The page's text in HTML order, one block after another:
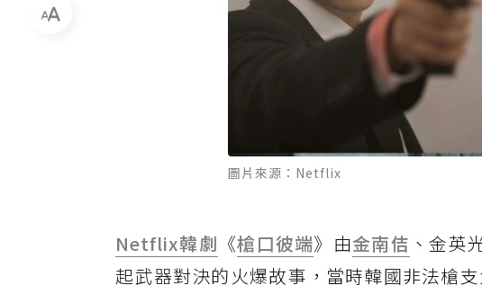
圖片來源：Netflix
Netflix韓劇 《槍口彼端》由金南佶 、金英
起武器對決的火爆故事，當時韓國非法槍